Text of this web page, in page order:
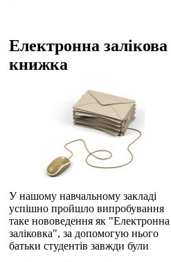
Електронна залікова
книжка
У нашому навчальному закладі
успішно пройшло випробування
таке нововедення як "Електронна
заліковка", за допомогую нього
батьки студентів завжди були